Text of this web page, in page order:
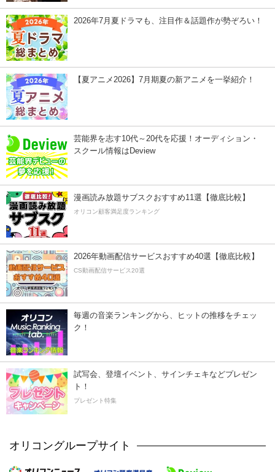
2026年7月夏ドラマも、注目作＆話題作が勢ぞろい！
【夏アニメ2026】7月期夏の新アニメを一挙紹介！
芸能界を志す10代～20代を応援！オーディション・
スクール情報はDeview
漫画読み放題サブスクおすすめ11選【徹底比較】
オリコン顧客満足度ランキング
2026年動画配信サービスおすすめ40選【徹底比較】
CS動画配信サービス20選
毎週の音楽ランキングから、ヒットの推移をチェッ
ク！
試写会、登壇イベント、サインチェキなどプレゼン
ト！
プレゼント特集
オリコングループサイト